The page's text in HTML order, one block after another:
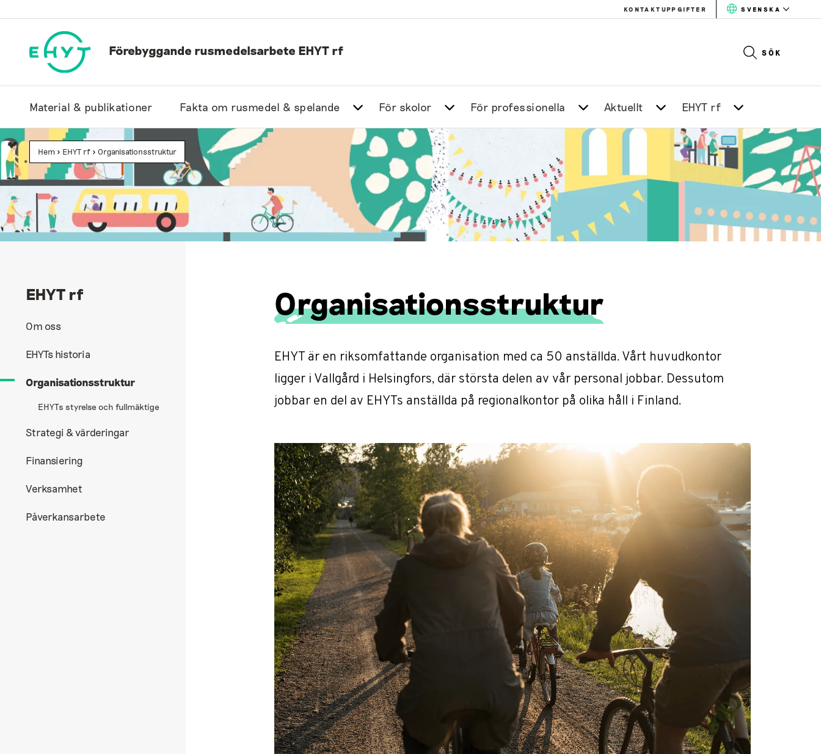
till
KONTAKTUPPGIFTER SVENSKA
Förebyggande rusmedelsarbete EHYT rf SÖK
Material & publikationer Fakta om rusmedel & spelande För skolor För professionella Aktuellt EHYT rf
Hem > EHYT rf > Organisationsstruktur
EHYT rf
Om oss
EHYTs historia
Organisationsstruktur
EHYTs styrelse och fullmäktige
Strategi & värderingar
Finansiering
Verksamhet
Påverkansarbete
Organisationsstruktur
EHYT är en riksomfattande organisation med ca 50 anställda. Vårt huvudkontor
ligger i Vallgård i Helsingfors, där största delen av vår personal jobbar. Dessutom
jobbar en del av EHYTs anställda på regionalkontor på olika håll i Finland.